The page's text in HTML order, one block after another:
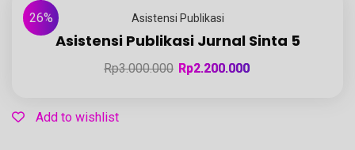
26% Asistensi Publikasi
Asistensi Publikasi Jurnal Sinta 5
Rp3.000.000 Rp2.200.000
Add to wishlist